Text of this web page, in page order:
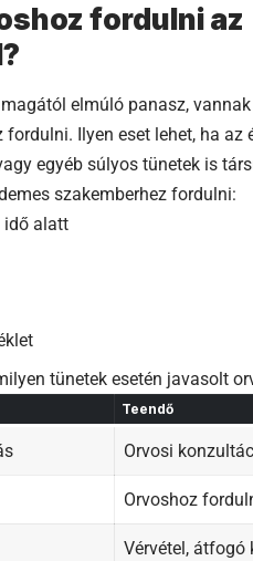
fordulni az
elmúló panasz,
Ilyen eset lehet, ha
egyéb súlyos tünetek is
szakemberhez fordulni:
idő alatt
tünetek esetén javasolt
Teendő
Orvosi
Orvoshoz
Vérvétel, átfogó